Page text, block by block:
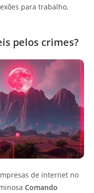
para trabalho,
pelos crimes?
de internet no
Comando